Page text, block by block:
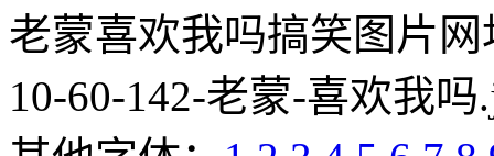
老蒙喜欢我吗搞笑图片网
10-60-142-老蒙-喜欢我吗